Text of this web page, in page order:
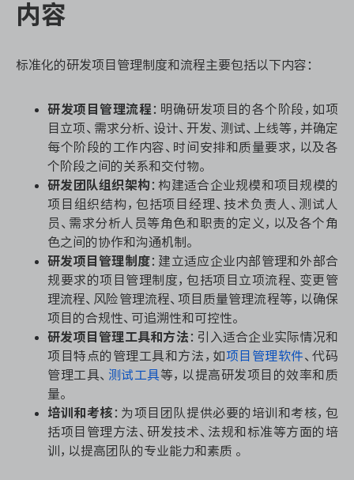
ONES 资讯
内容
标准化的研发项目管理制度和流程主要包括以下内容：
研发项目管理流程 ：明确研发项目的各个阶段，如项
目立项、需求分析、设计、开发、测试、上线等，并确定
每个阶段的工作内容、时间安排和质量要求，以及各
个阶段之间的关系和交付物。
研发团队组织架构：构建适合企业规模和项目规模的
项目组织结构，包括项目经理、技术负责人、测试人
员、需求分析人员等角色和职责的定义，以及各个角
色之间的协作和沟通机制。
研发项目管理制度：建立适应企业内部管理和外部合
规要求的项目管理制度，包括项目立项流程、变更管
理流程、风险管理流程、项目质量管理流程等，以确保
项目的合规性、可追溯性和可控性。
研发项目管理工具和方法 ：引入适合企业实际情况和
项目特点的管理工具和方法，如项目管理软件、代码
管理工具、 测试工具等，以提高研发项目的效率和质
量。
培训和考核 ：为项目团队提供必要的培训和考核，包
括项目管理方法、研发技术、法规和标准等方面的培
训，以提高团队的专业能力和素质 。